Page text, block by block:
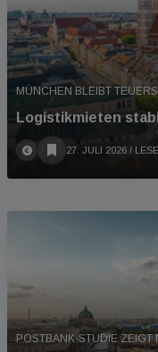
MÜNCHEN BLEIBT
Logistikmieten
27. JULI 2026 /
POSTBANK-STUDIE